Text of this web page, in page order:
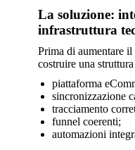
La soluzione:
infrastruttura
Prima di aumentare
costruire una
piattaforma
sincronizzazione
tracciamento
funnel coerenti;
automazioni